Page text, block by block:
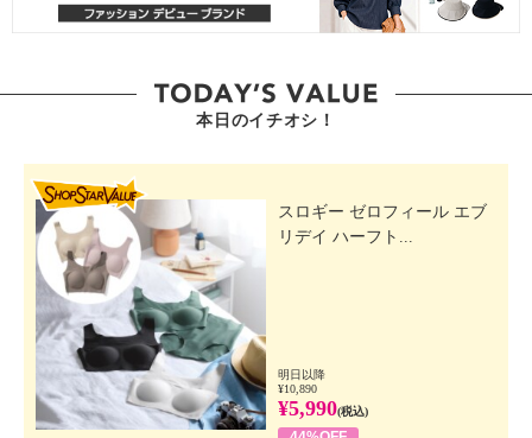
本日のイチオシ！
スロギー ゼロフィール エブ
リデイ ハーフト...
明日以降
¥10,890
¥5,990(税込)